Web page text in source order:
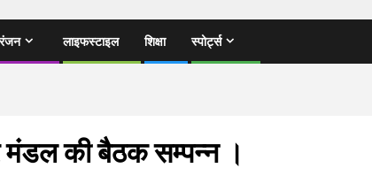
लाइफस्टाइल शिक्षा स्पोर्ट्स
मंडल की बैठक सम्पन्न ।